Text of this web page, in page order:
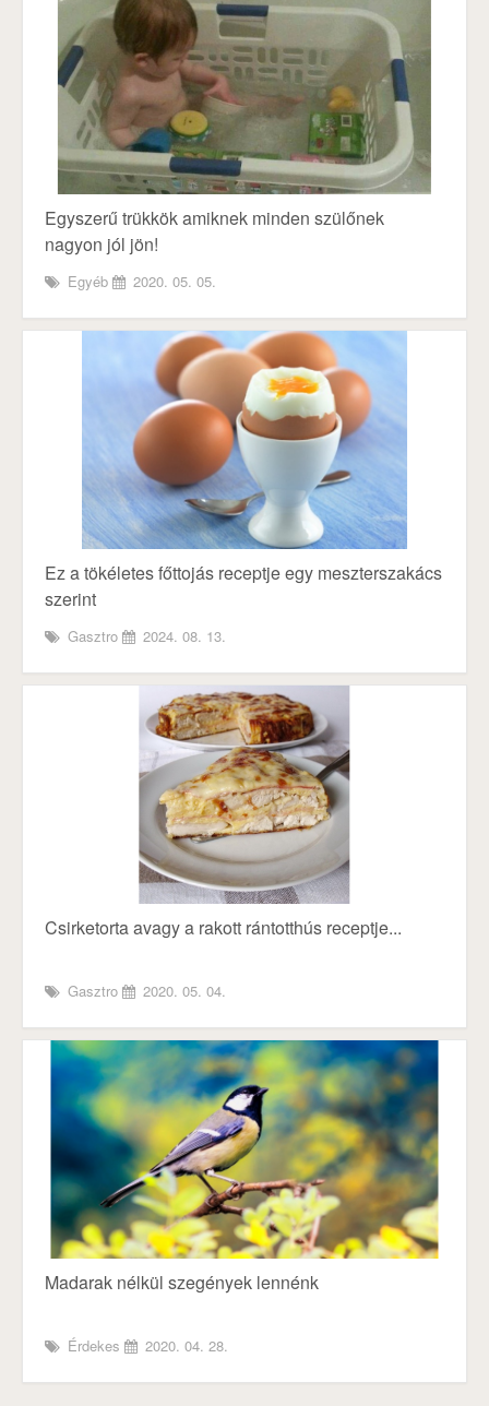
Egyszerű trükkök amiknek minden szülőnek
nagyon jól jön!
Egyéb 2020. 05. 05.
Ez a tökéletes főttojás receptje egy meszterszakács
szerint
Gasztro 2024. 08. 13.
Csirketorta avagy a rakott rántotthús receptje...
Gasztro 2020. 05. 04.
Madarak nélkül szegények lennénk
Érdekes 2020. 04. 28.